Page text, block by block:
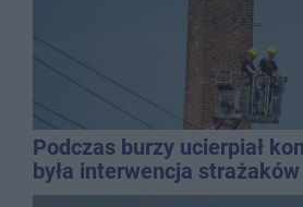
Podczas burzy ucierpiał
była interwencja strażaków